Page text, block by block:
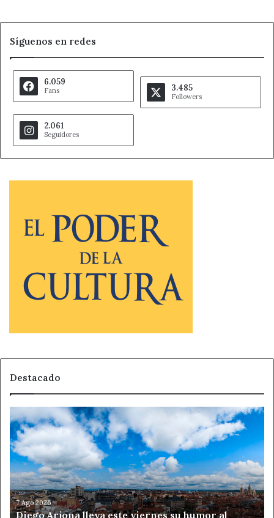
Síguenos en redes
6.059
Fans 3.485
Followers
2.061
Seguidores
Destacado
Diego
Arjona
lleva
este
viernes
su
humor
al
Parque
7 Ago 2026
Diego Arjona lleva este viernes su humor al